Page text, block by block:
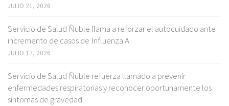
JULIO 21, 2026
Servicio de Salud Ñuble llama a reforzar el autocuidado ante
incremento de casos de Influenza A
JULIO 17, 2026
Servicio de Salud Ñuble refuerza llamado a prevenir
enfermedades respiratorias y reconocer oportunamente los
síntomas de gravedad